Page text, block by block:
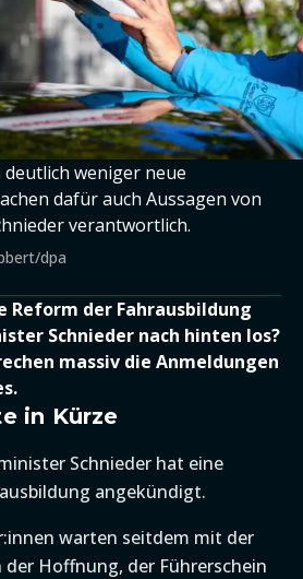
weniger neue
dafür auch Aussagen von
verantwortlich.
dpa
Reform der Fahrausbildung
Schnieder nach hinten los?
massiv die Anmeldungen
in Kürze
Schnieder hat eine
angekündigt.
warten seitdem mit der
der Hoffnung, der Führerschein